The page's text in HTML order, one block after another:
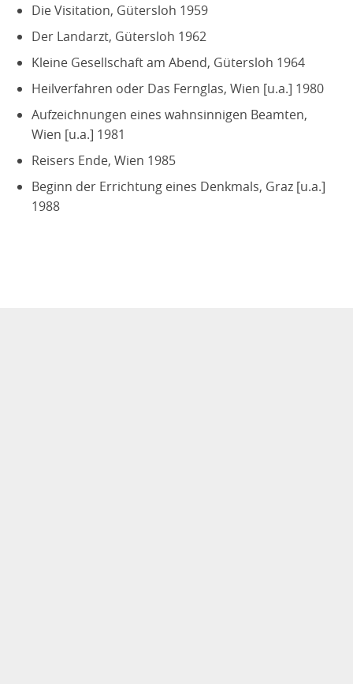
Die Visitation, Gütersloh 1959
Der Landarzt, Gütersloh 1962
Kleine Gesellschaft am Abend, Gütersloh 1964
Heilverfahren oder Das Fernglas, Wien [u.a.] 1980
Aufzeichnungen eines wahnsinnigen Beamten,
Wien [u.a.] 1981
Reisers Ende, Wien 1985
Beginn der Errichtung eines Denkmals, Graz [u.a.]
1988